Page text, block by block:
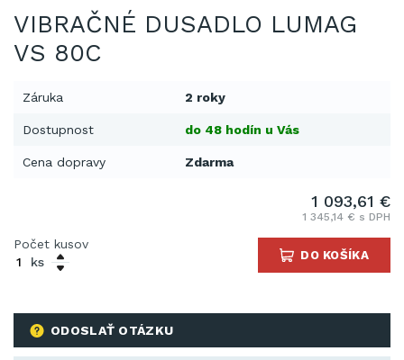
VIBRAČNÉ DUSADLO LUMAG
VS 80C
Záruka 2 roky
Dostupnost do 48 hodín u Vás
Cena dopravy Zdarma
ODOSLAŤ OTÁZKU
1 093,61 €
1 345,14 € s DPH
Počet kusov
ks
DO KOŠÍKA